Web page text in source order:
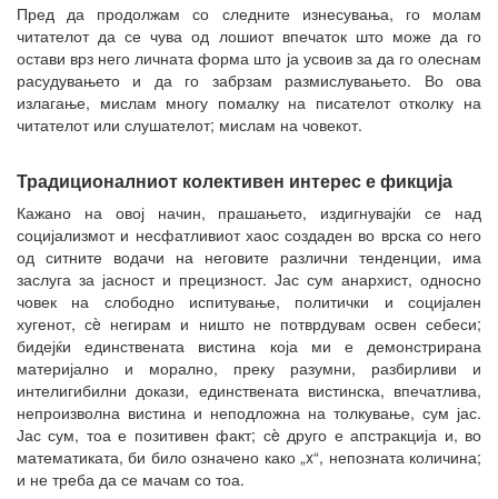
Пред да продолжам со следните изнесувања, го молам
читателот да се чува од лошиот впечаток што може да го
остави врз него личната форма што ја усвоив за да го олеснам
расудувањето и да го забрзам размислувањето. Во ова
излагање, мислам многу помалку на писателот отколку на
читателот или слушателот; мислам на човекот.
Традиционалниот колективен интерес е фикција
Кажано на овој начин, прашањето, издигнувајќи се над
социјализмот и несфатливиот хаос создаден во врска со него
од ситните водачи на неговите различни тенденции, има
заслуга за јасност и прецизност. Јас сум анархист, односно
човек на слободно испитување, политички и социјален
хугенот, сè негирам и ништо не потврдувам освен себеси;
бидејќи единствената вистина која ми е демонстрирана
материјално и морално, преку разумни, разбирливи и
интелигибилни докази, единствената вистинска, впечатлива,
непроизволна вистина и неподложна на толкување, сум јас.
Јас сум, тоа е позитивен факт; сè друго е апстракција и, во
математиката, би било означено како „x“, непозната количина;
и не треба да се мачам со тоа.